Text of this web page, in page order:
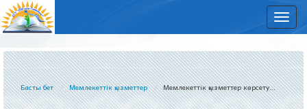
Басты бет Мемлекеттік қызметтер Мемлекеттік қызметтер көрсету...